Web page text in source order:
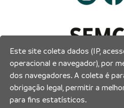
Este site coleta dados (IP,
operacional e navegador), por
dos navegadores. A coleta é
obrigação legal, permitir a
para fins estatísticos.